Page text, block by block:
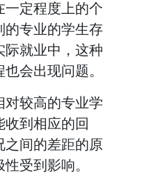
定程度上的个
的专业的学生存
就业中，这种
会出现问题。
较高的专业学
到相应的回
间的差距的原
受到影响。